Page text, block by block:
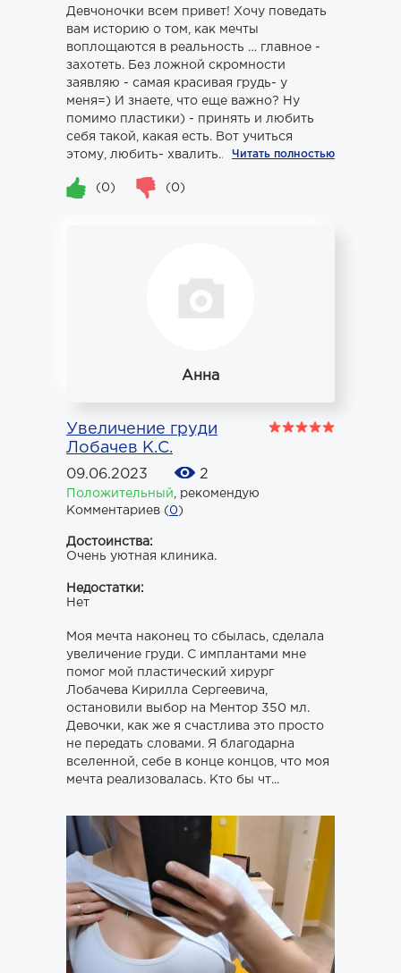
Девчоночки всем привет! Хочу поведать
вам историю о том, как мечты
воплощаются в реальность … главное -
захотеть. Без ложной скромности
заявляю - самая красивая грудь- у
меня=) И знаете, что еще важно? Ну
помимо пластики) - принять и любить
себя такой, какая есть. Вот учиться
этому, любить- хвалить…а потом у...
Читать полностью
(0) (0)
Анна
Увеличение груди
Лобачев К.С.
09.06.2023 2
Положительный
рекомендую
Комментариев (0)
Достоинства:
Очень уютная клиника.
Недостатки:
Нет
Моя мечта наконец то сбылась, сделала
увеличение груди. С имплантами мне
помог мой пластический хирург
Лобачева Кирилла Сергеевича,
остановили выбор на Ментор 350 мл.
Девочки, как же я счастлива это просто
не передать словами. Я благодарна
вселенной, себе в конце концов, что моя
мечта реализовалась. Кто бы чт...